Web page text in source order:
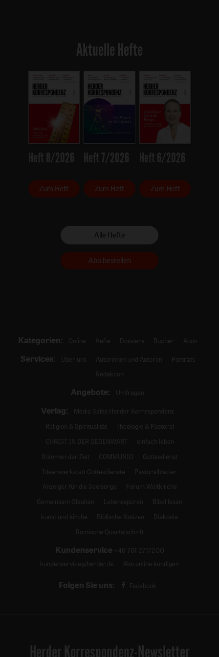
Aktuelle Hefte
Heft 8/2026
Zum Heft
Heft 7/2026
Zum Heft
Heft 6/2026
Zum Heft
Alle Hefte
Abo bestellen
Kategorien: Online Hefte Dossiers Bücher Abos
Services: Über uns Autorinnen und Autoren
Porträts
Redaktion
Angebote: Umfragen
Verlag:
Media Sales Herder Korrespondenz
Religion & Spiritualität
Theologie & Pastoral
CHRIST IN DER GEGENWART
einfach leben
Stimmen der Zeit
COMMUNIO
Gottesdienst
Ideenwerkstatt Gottesdienste
Pastoralblätter
Anzeiger für die Seelsorge
Forum Weltkirche
Gemeinsam Glauben
Lebensspuren
Bibel lesen
kunst und kirche
Biblische Notizen
Diakonia
Römische Quartalschrift
Kundenservice +49 761 2717200
kundenservice@herder.de
Abo online kündigen
Folgen Sie uns: Facebook
Herder Korrespondenz-Newsletter